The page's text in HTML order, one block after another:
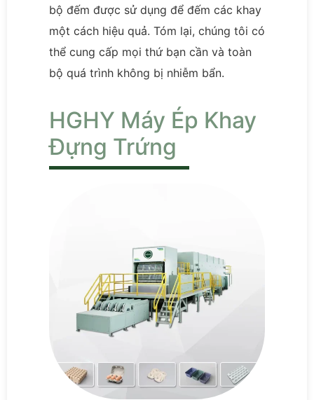
bộ đếm được sử dụng để đếm các khay
một cách hiệu quả. Tóm lại, chúng tôi có
thể cung cấp mọi thứ bạn cần và toàn
bộ quá trình không bị nhiễm bẩn.
HGHY Máy Ép Khay
Đựng Trứng